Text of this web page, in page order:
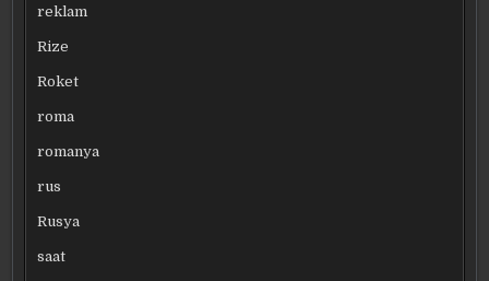
reklam
Rize
Roket
roma
romanya
rus
Rusya
saat